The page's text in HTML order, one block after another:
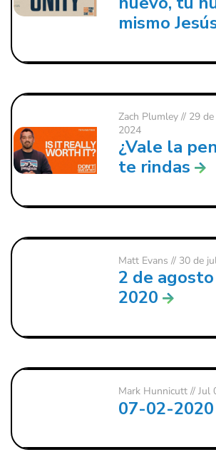
mismo
Zach Plumley// 29 de
2024
¿Vale la
te rindas
Matt Evans // 30 de
2 de
2020
Mark Hunnicutt// Jul
07-02-2020